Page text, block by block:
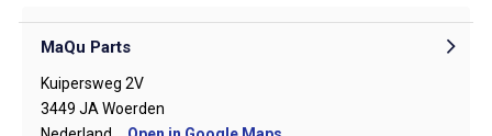
MaQu Parts
Kuipersweg 2V
3449 JA Woerden